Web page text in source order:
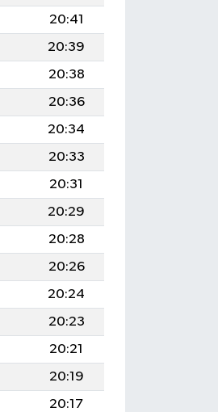
20:41
20:39
20:38
20:36
20:34
20:33
20:31
20:29
20:28
20:26
20:24
20:23
20:21
20:19
20:17